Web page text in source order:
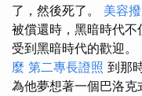
了，然後死了。 美容
被償還時，黑暗時代
受到黑暗時代的歡迎。
麼 第二專長證照 到那
為他夢想著一個巴洛